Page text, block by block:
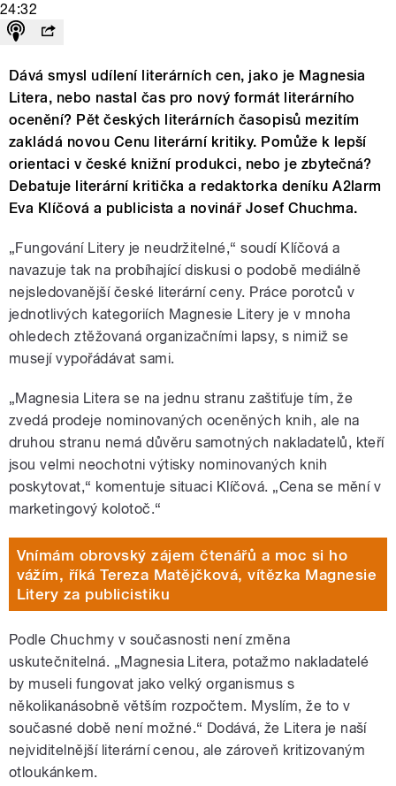
24:32
Dává smysl udílení literárních cen, jako je Magnesia
Litera, nebo nastal čas pro nový formát literárního
ocenění? Pět českých literárních časopisů mezitím
zakládá novou Cenu literární kritiky. Pomůže k lepší
orientaci v české knižní produkci, nebo je zbytečná?
Debatuje literární kritička a redaktorka deníku A2larm
Eva Klíčová a publicista a novinář Josef Chuchma.
„Fungování Litery je neudržitelné,“ soudí Klíčová a
navazuje tak na probíhající diskusi o podobě mediálně
nejsledovanější české literární ceny. Práce porotců v
jednotlivých kategoriích Magnesie Litery je v mnoha
ohledech ztěžovaná organizačními lapsy, s nimiž se
musejí vypořádávat sami.
„Magnesia Litera se na jednu stranu zaštiťuje tím, že
zvedá prodeje nominovaných oceněných knih, ale na
druhou stranu nemá důvěru samotných nakladatelů, kteří
jsou velmi neochotni výtisky nominovaných knih
poskytovat,“ komentuje situaci Klíčová. „Cena se mění v
marketingový kolotoč.“
Vnímám obrovský zájem čtenářů a moc si ho
vážím, říká Tereza Matějčková, vítězka Magnesie
Litery za publicistiku
Podle Chuchmy v současnosti není změna
uskutečnitelná. „Magnesia Litera, potažmo nakladatelé
by museli fungovat jako velký organismus s
několikanásobně větším rozpočtem. Myslím, že to v
současné době není možné.“ Dodává, že Litera je naší
nejviditelnější literární cenou, ale zároveň kritizovaným
otloukánkem.